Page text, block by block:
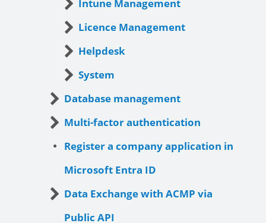
Intune Management
Licence Management
Helpdesk
System
Database management
Multi-factor authentication
Register a company application in
Microsoft Entra ID
Data Exchange with ACMP via
Public API